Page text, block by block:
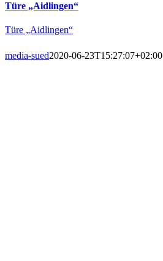
Türe „Aidlingen“
Türe „Aidlingen“
media-sued2020-06-23T15:27:07+02:00